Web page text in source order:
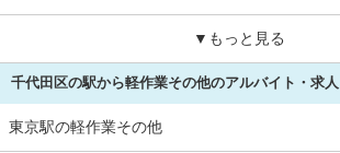
▼もっと見る
千代田区の駅から軽作業その他のアルバイト・求
東京駅の軽作業その他